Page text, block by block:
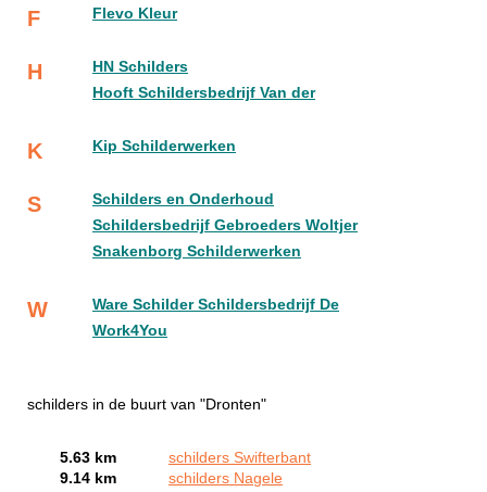
F Flevo Kleur
H
HN Schilders
Hooft Schildersbedrijf Van der
K Kip Schilderwerken
S
Schilders en Onderhoud
Schildersbedrijf Gebroeders Woltjer
Snakenborg Schilderwerken
W
Ware Schilder Schildersbedrijf De
Work4You
schilders in de buurt van "Dronten"
5.63 km
schilders Swifterbant
9.14 km
schilders Nagele